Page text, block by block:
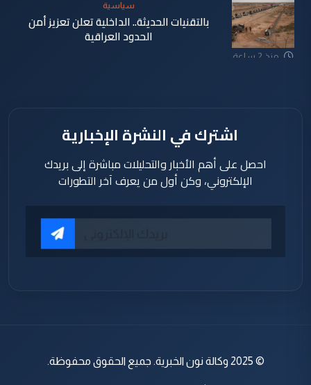
منذ 2 ساعة
سياسية
بالتقنيات الحديثة.. الداخلية تعلن تعزيز أمن
الحدود العراقية
اشترك في النشرة الإخبارية
احصل على أهم الأخبار والتحليلات مباشرة إلى بريدك
الإلكتروني، وكن أول من يعرف آخر التطورات
© 2025 وكالة نون الخبرية. جميع الحقوق محفوظة.